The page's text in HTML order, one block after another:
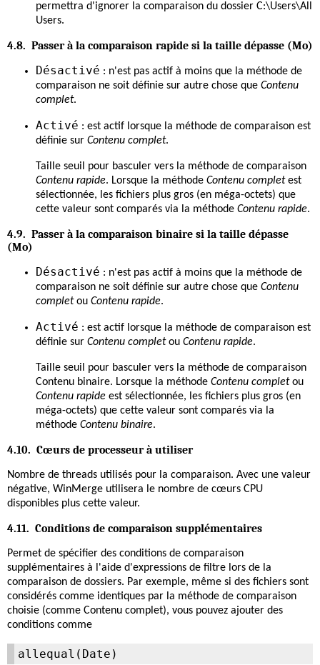
permettra d'ignorer la comparaison du dossier C:\Users\All
Users.
4.8. Passer à la comparaison rapide si la taille dépasse (Mo)
Désactivé : n'est pas actif à moins que la méthode de
comparaison ne soit définie sur autre chose que Contenu
complet.
Activé : est actif lorsque la méthode de comparaison est
définie sur Contenu complet.
Taille seuil pour basculer vers la méthode de comparaison
Contenu rapide. Lorsque la méthode Contenu completest
sélectionnée, les fichiers plus gros (en méga-octets) que
cette valeur sont comparés via la méthode Contenu rapide.
4.9. Passer à la comparaison binaire si la taille dépasse
(Mo)
Désactivé : n'est pas actif à moins que la méthode de
comparaison ne soit définie sur autre chose que Contenu
completou Contenu rapide.
Activé : est actif lorsque la méthode de comparaison est
définie sur Contenu completou Contenu rapide.
Taille seuil pour basculer vers la méthode de comparaison
Contenu binaire. Lorsque la méthode Contenu completou
Contenu rapide est sélectionnée, les fichiers plus gros (en
méga-octets) que cette valeur sont comparés via la
méthode Contenu binaire.
4.10. Cœurs de processeur à utiliser
Nombre de threads utilisés pour la comparaison. Avec une valeur
négative, WinMerge utilisera le nombre de cœurs CPU
disponibles plus cette valeur.
4.11. Conditions de comparaison supplémentaires
Permet de spécifier des conditions de comparaison
supplémentaires à l'aide d'expressions de filtre lors de la
comparaison de dossiers. Par exemple, même si des fichiers sont
considérés comme identiques par la méthode de comparaison
choisie (comme Contenu complet), vous pouvez ajouter des
conditions comme
allequal(Date)